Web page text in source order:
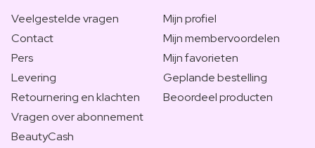
Veelgestelde vragen
Contact
Pers
Levering
Retournering en klachten
Vragen over abonnement
BeautyCash
Mijn profiel
Mijn membervoordelen
Mijn favorieten
Geplande bestelling
Beoordeel producten